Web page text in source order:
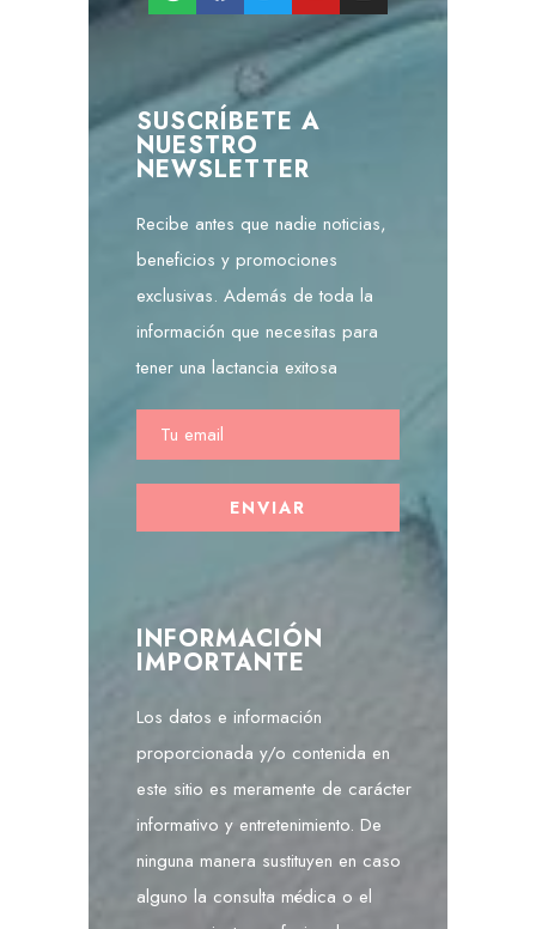
SUSCRÍBETE A
NUESTRO
NEWSLETTER
Recibe antes que nadie noticias,
beneficios y promociones
exclusivas. Además de toda la
información que necesitas para
tener una lactancia exitosa
INFORMACIÓN
IMPORTANTE
Los datos e información
proporcionada y/o contenida en
este sitio es meramente de carácter
informativo y entretenimiento. De
ninguna manera sustituyen en caso
alguno la consulta médica o el